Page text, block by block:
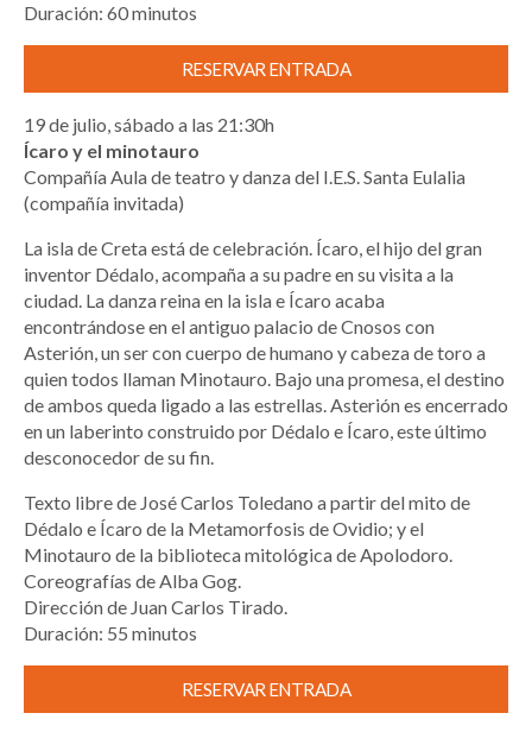
Duración: 60 minutos
RESERVAR ENTRADA
19 de julio, sábado a las 21:30h
Ícaro y el minotauro
Compañía Aula de teatro y danza del I.E.S. Santa Eulalia
(compañía invitada)
La isla de Creta está de celebración. Ícaro, el hijo del gran
inventor Dédalo, acompaña a su padre en su visita a la
ciudad. La danza reina en la isla e Ícaro acaba
encontrándose en el antiguo palacio de Cnosos con
Asterión, un ser con cuerpo de humano y cabeza de toro a
quien todos llaman Minotauro. Bajo una promesa, el destino
de ambos queda ligado a las estrellas. Asterión es encerrado
en un laberinto construido por Dédalo e Ícaro, este último
desconocedor de su fin.
Texto libre de José Carlos Toledano a partir del mito de
Dédalo e Ícaro de la Metamorfosis de Ovidio; y el
Minotauro de la biblioteca mitológica de Apolodoro.
Coreografías de Alba Gog.
Dirección de Juan Carlos Tirado.
Duración: 55 minutos
RESERVAR ENTRADA